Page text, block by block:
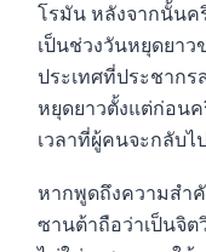
โรมัน หลังจากนั้นค
เป็นช่วงวันหยุดยาว
ประเทศที่ประชาก
หยุดยาวตั้งแต่ก่อน
เวลาที่ผู้คนจะกลับ
หากพูดถึงความสำ
ซานต้าถือว่าเป็นจิ